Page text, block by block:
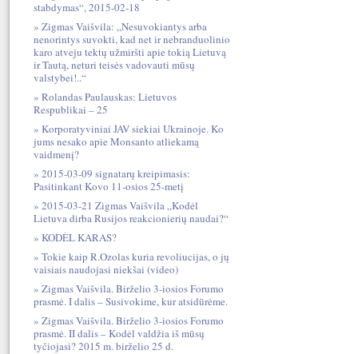
stabdymas“, 2015-02-18
Zigmas Vaišvila: „Nesuvokiantys arba
nenorintys suvokti, kad net ir nebranduolinio
karo atveju tektų užmiršti apie tokią Lietuvą
ir Tautą, neturi teisės vadovauti mūsų
valstybei!..“
Rolandas Paulauskas: Lietuvos
Respublikai – 25
Korporatyviniai JAV siekiai Ukrainoje. Ko
jums nesako apie Monsanto atliekamą
vaidmenį?
2015-03-09 signatarų kreipimasis:
Pasitinkant Kovo 11-osios 25-metį
2015-03-21 Zigmas Vaišvila „Kodėl
Lietuva dirba Rusijos reakcionierių naudai?“
KODĖL KARAS?
Tokie kaip R.Ozolas kuria revoliucijas, o jų
vaisiais naudojasi niekšai (video)
Zigmas Vaišvila. Birželio 3-iosios Forumo
prasmė. I dalis – Susivokime, kur atsidūrėme.
Zigmas Vaišvila. Birželio 3-iosios Forumo
prasmė. II dalis – Kodėl valdžia iš mūsų
tyčiojasi? 2015 m. birželio 25 d.